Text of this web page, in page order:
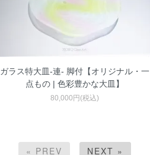
ガラス特大皿-連- 脚付【オリジナル・一
点もの | 色彩豊かな大皿】
80,000円(税込)
« PREV NEXT »